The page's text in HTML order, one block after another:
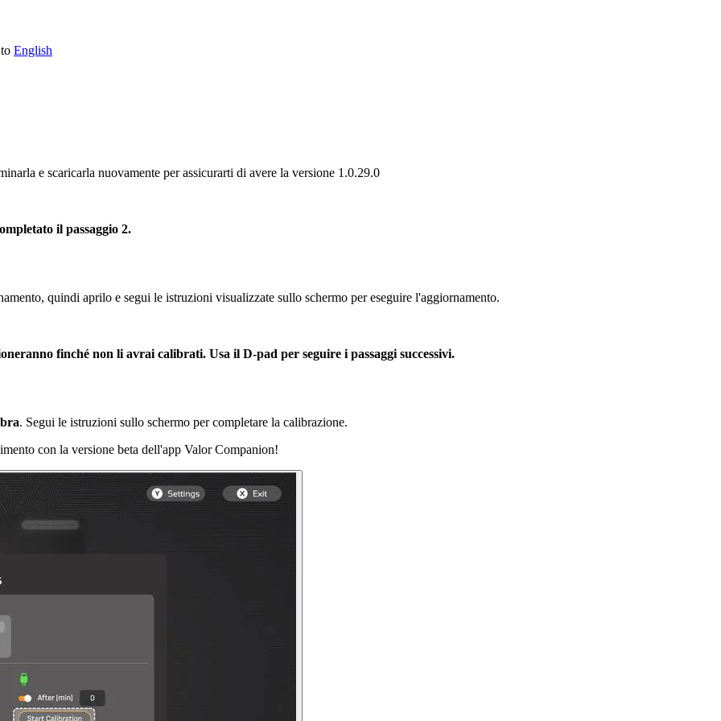
English
e scaricarla nuovamente per assicurarti di avere la versione 1.0.29.0
il passaggio 2.
quindi aprilo e segui le istruzioni visualizzate sullo schermo per eseguire l'aggiornamento.
finché non li avrai calibrati. Usa il D-pad per seguire i passaggi successivi.
. Segui le istruzioni sullo schermo per completare la calibrazione.
con la versione beta dell'app Valor Companion!